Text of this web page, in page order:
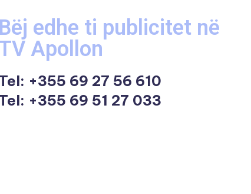
Bëj edhe ti publicitet në
Apollon
+355 69 27 56 610
+355 69 51 27 033